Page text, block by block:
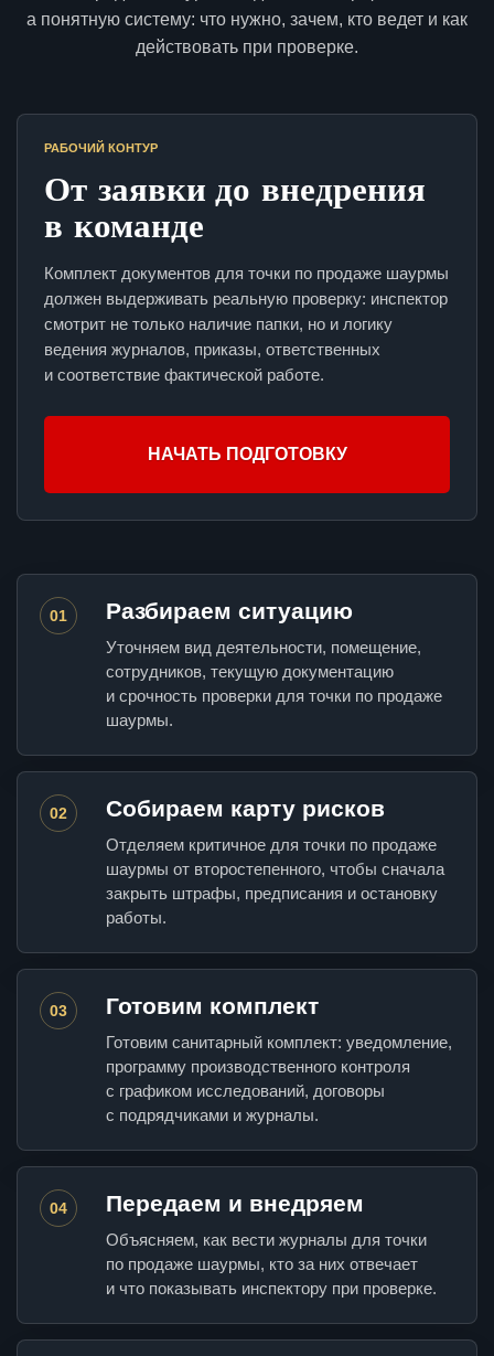
а понятную систему: что нужно, зачем, кто ведет и как
действовать при проверке.
РАБОЧИЙ КОНТУР
От заявки до внедрения
в команде
Комплект документов для точки по продаже шаурмы
должен выдерживать реальную проверку: инспектор
смотрит не только наличие папки, но и логику
ведения журналов, приказы, ответственных
и соответствие фактической работе.
НАЧАТЬ ПОДГОТОВКУ
01 Разбираем ситуацию
Уточняем вид деятельности, помещение,
сотрудников, текущую документацию
и срочность проверки для точки по продаже
шаурмы.
02 Собираем карту рисков
Отделяем критичное для точки по продаже
шаурмы от второстепенного, чтобы сначала
закрыть штрафы, предписания и остановку
работы.
03 Готовим комплект
Готовим санитарный комплект: уведомление,
программу производственного контроля
с графиком исследований, договоры
с подрядчиками и журналы.
04 Передаем и внедряем
Объясняем, как вести журналы для точки
по продаже шаурмы, кто за них отвечает
и что показывать инспектору при проверке.